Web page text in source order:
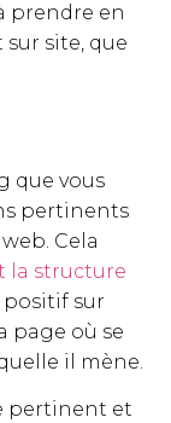
prendre en
site, que
que vous
pertinents
Cela
la structure
positif sur
page où se
il mène.
pertinent et